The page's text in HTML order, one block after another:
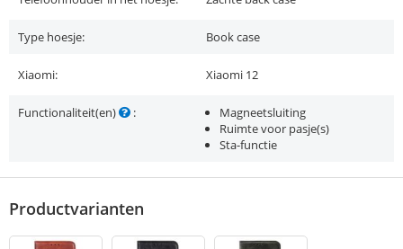
Type hoesje: Book case
Xiaomi: Xiaomi 12
Functionaliteit(en) :
Magneetsluiting
Ruimte voor pasje(s)
Sta-functie
Productvarianten